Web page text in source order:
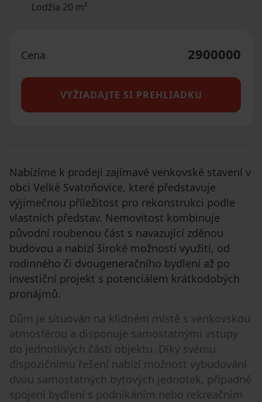
Lodžia 20 m²
Cena 2900000
VYŽIADAJTE SI PREHLIADKU
Nabízíme k prodeji zajímavé venkovské stavení v
obci Velké Svatoňovice, které představuje
výjimečnou příležitost pro rekonstrukci podle
vlastních představ. Nemovitost kombinuje
původní roubenou část s navazující zděnou
budovou a nabízí široké možnosti využití, od
rodinného či dvougeneračního bydlení až po
investiční projekt s potenciálem krátkodobých
pronájmů.
Dům je situován na klidném místě s venkovskou
atmosférou a disponuje samostatnými vstupy
do jednotlivých částí objektu. Díky svému
dispozičnímu řešení nabízí možnost vybudování
dvou samostatných bytových jednotek, případně
spojení bydlení s podnikáním nebo rekreačním